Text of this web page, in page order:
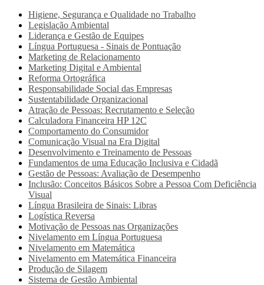
Higiene, Segurança e Qualidade no Trabalho
Legislação Ambiental
Liderança e Gestão de Equipes
Língua Portuguesa - Sinais de Pontuação
Marketing de Relacionamento
Marketing Digital e Ambiental
Reforma Ortográfica
Responsabilidade Social das Empresas
Sustentabilidade Organizacional
Atração de Pessoas: Recrutamento e Seleção
Calculadora Financeira HP 12C
Comportamento do Consumidor
Comunicação Visual na Era Digital
Desenvolvimento e Treinamento de Pessoas
Fundamentos de uma Educação Inclusiva e Cidadã
Gestão de Pessoas: Avaliação de Desempenho
Inclusão: Conceitos Básicos Sobre a Pessoa Com Deficiência
Visual
Língua Brasileira de Sinais: Libras
Logística Reversa
Motivação de Pessoas nas Organizações
Nivelamento em Língua Portuguesa
Nivelamento em Matemática
Nivelamento em Matemática Financeira
Produção de Silagem
Sistema de Gestão Ambiental